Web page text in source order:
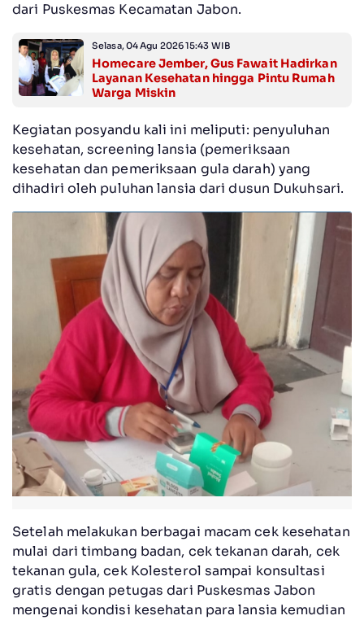
dari Puskesmas Kecamatan Jabon.
Selasa, 04 Agu 2026 15:43 WIB
Homecare Jember, Gus Fawait Hadirkan
Layanan Kesehatan hingga Pintu Rumah
Warga Miskin
Kegiatan posyandu kali ini meliputi: penyuluhan
kesehatan, screening lansia (pemeriksaan
kesehatan dan pemeriksaan gula darah) yang
dihadiri oleh puluhan lansia dari dusun Dukuhsari.
Setelah melakukan berbagai macam cek kesehatan
mulai dari timbang badan, cek tekanan darah, cek
tekanan gula, cek Kolesterol sampai konsultasi
gratis dengan petugas dari Puskesmas Jabon
mengenai kondisi kesehatan para lansia kemudian